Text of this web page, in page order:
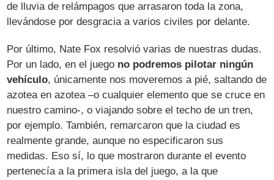
de lluvia de relámpagos que arrasaron toda la zona,
llevándose por desgracia a varios civiles por delante.
Por último, Nate Fox resolvió varias de nuestras dudas.
Por un lado, en el juego no podremos pilotar ningún
vehículo, únicamente nos moveremos a pié, saltando de
azotea en azotea –o cualquier elemento que se cruce en
nuestro camino-, o viajando sobre el techo de un tren,
por ejemplo. También, remarcaron que la ciudad es
realmente grande, aunque no especificaron sus
medidas. Eso sí, lo que mostraron durante el evento
pertenecía a la primera isla del juego, a la que